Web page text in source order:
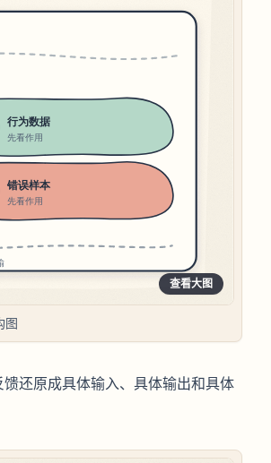
查看大图
图
还原成具体输入、具体输出和具体